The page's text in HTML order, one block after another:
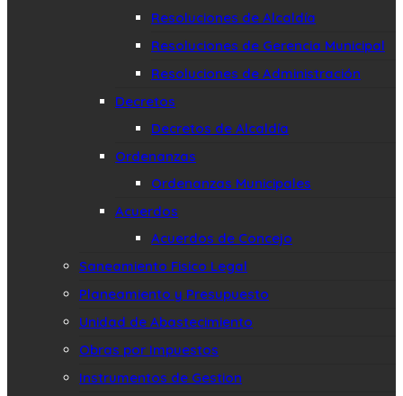
Resoluciones de Alcaldía
Resoluciones de Gerencia Municipal
Resoluciones de Administración
Decretos
Decretos de Alcaldía
Ordenanzas
Ordenanzas Municipales
Acuerdos
Acuerdos de Concejo
Saneamiento Fisico Legal
Planeamiento y Presupuesto
Unidad de Abastecimiento
Obras por Impuestos
Instrumentos de Gestion